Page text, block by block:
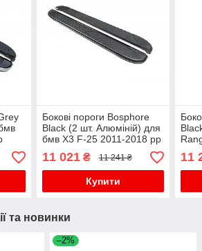
Бокові пороги Bosphore
Black (2 шт. Алюміній) для
бмв X3 F-25 2011-2018 рр
11 021₴ 11 241 ₴
Купити
11
та новинки
–2%